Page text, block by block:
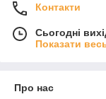
Контакти
Сьогодні
Показати
Про нас